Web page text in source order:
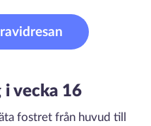
i vecka 16
fostret från huvud till